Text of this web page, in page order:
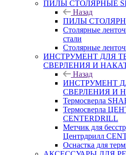
ПИЛЫ СТОЛЯРНЫЕ
Назад
ПИЛЫ
Столярные
стали
Столярные
ИНСТРУМЕНТ ДЛЯ
СВЕРЛЕНИЯ И
Назад
ИНСТРУМЕНТ
СВЕРЛЕНИЯ И
Термосверла
Термосверла
CENTERDRILL
Метчик для
Центрдрилл
Оснастка для